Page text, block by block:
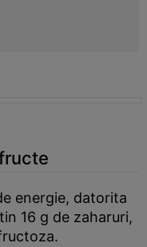
energie, datorita
16 g de zaharuri,